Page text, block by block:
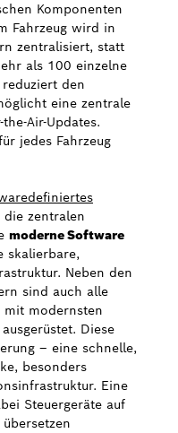
Komponenten
Fahrzeug wird in
zentralisiert, statt
als 100 einzelne
den
eine zentrale
Air-Updates.
jedes Fahrzeug
zentralen
moderne Software
skalierbare,
Neben den
sind auch alle
mit modernsten
Diese
– eine schnelle,
besonders
Eine
Steuergeräte auf